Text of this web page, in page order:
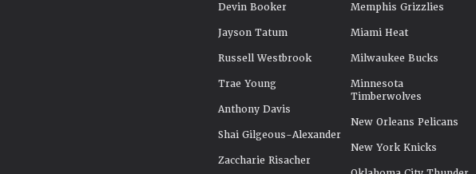
Devin Booker
Jayson Tatum
Russell Westbrook
Trae Young
Anthony Davis
Shai Gilgeous-Alexander
Zaccharie Risacher
Memphis Grizzlies
Miami Heat
Milwaukee Bucks
Minnesota
Timberwolves
New Orleans Pelicans
New York Knicks